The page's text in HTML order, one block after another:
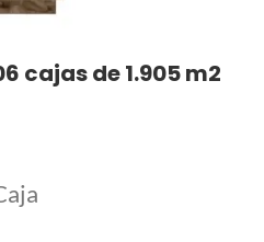
cajas de 1.905 m2